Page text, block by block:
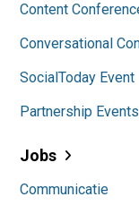
Content
Conversational
SocialToday Event
Partnership Events
Jobs
Communicatie